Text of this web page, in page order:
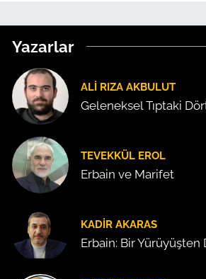
Yazarlar
ALI RIZA AKBULUT
Geleneksel Tıptaki
TEVEKKÜL EROL
Erbain ve Marifet
KADIR AKARAS
Erbain: Bir Yürüyüşten